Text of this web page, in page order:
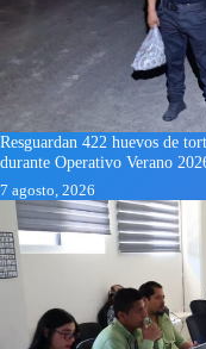
Resguardan 422 huevos de
durante Operativo Verano
7 agosto, 2026